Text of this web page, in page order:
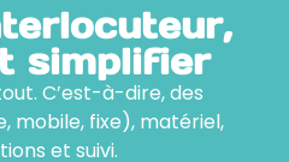
simplifier
C’est-à-dire, des
mobile, fixe), matériel,
et suivi.